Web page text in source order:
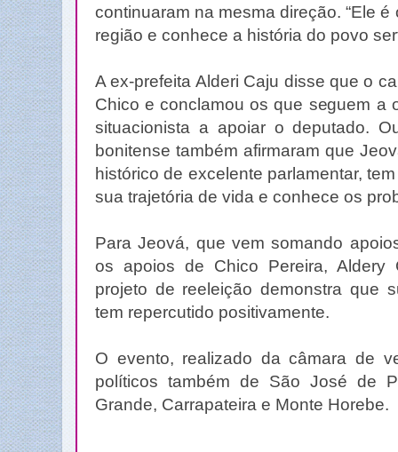
continuaram na mesma direção. “Ele
região e conhece a história do povo
A ex-prefeita Alderi Caju disse que o
Chico e conclamou os que seguem a
situacionista a apoiar o deputado.
bonitense também afirmaram que
histórico de excelente parlamentar,
sua trajetória de vida e conhece os
Para Jeová, que vem somando
os apoios de Chico Pereira,
projeto de reeleição demonstra que
tem repercutido positivamente.
O evento, realizado da câmara de
políticos também de São José de
Grande, Carrapateira e Monte Horebe.